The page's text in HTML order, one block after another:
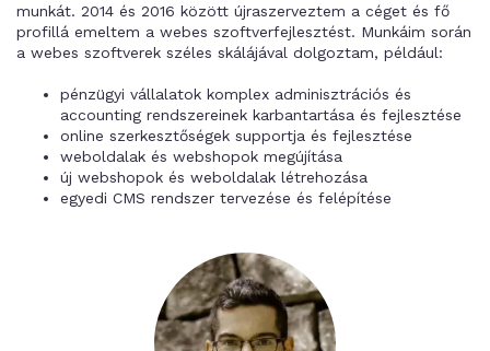
munkát. 2014 és 2016 között újraszerveztem a céget és fő
profillá emeltem a webes szoftverfejlesztést. Munkáim során
a webes szoftverek széles skálájával dolgoztam, például:
pénzügyi vállalatok komplex adminisztrációs és
accounting rendszereinek karbantartása és fejlesztése
online szerkesztőségek supportja és fejlesztése
weboldalak és webshopok megújítása
új webshopok és weboldalak létrehozása
egyedi CMS rendszer tervezése és felépítése